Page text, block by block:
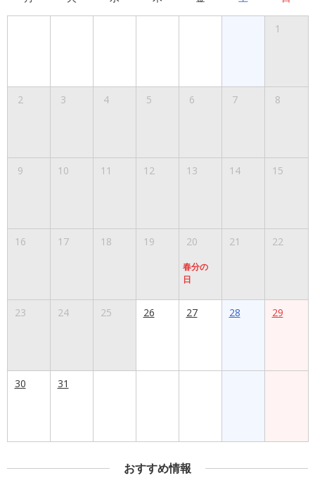
1
2 3 4 5 6 7 8
9 10 11 12 13 14 15
16 17 18 19 20
春分の
日
21 22
23 24 25 26 27 28 29
30 31
おすすめ情報